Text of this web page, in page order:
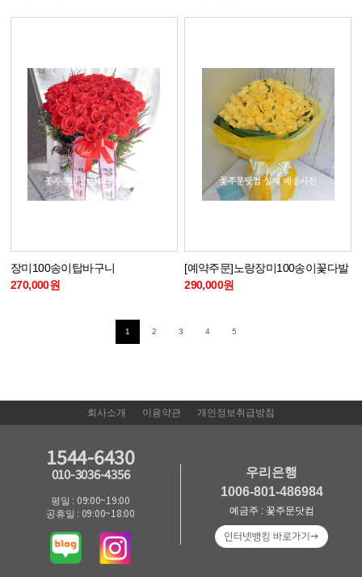
장미100송이탑바구니
270,000원
[예약주문]노랑장미100송이꽃다발
290,000원
1 2 3 4 5
회사소개 이용약관 개인정보취급방침
1544-6430
010-3036-4356
평일 : 09:00~19:00
공휴일 : 09:00~18:00
우리은행
1006-801-486984
예금주 : 꽃주문닷컴